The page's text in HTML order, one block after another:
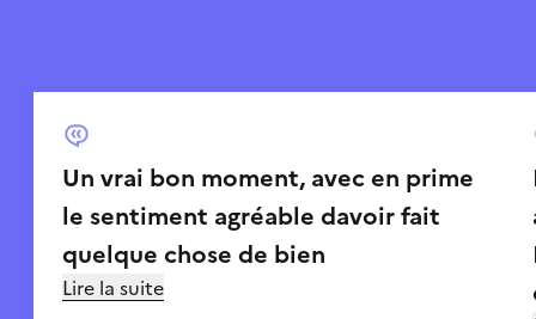
Un vrai bon moment, avec en prime
le sentiment agréable davoir fait
quelque chose de bien
Lire la suite